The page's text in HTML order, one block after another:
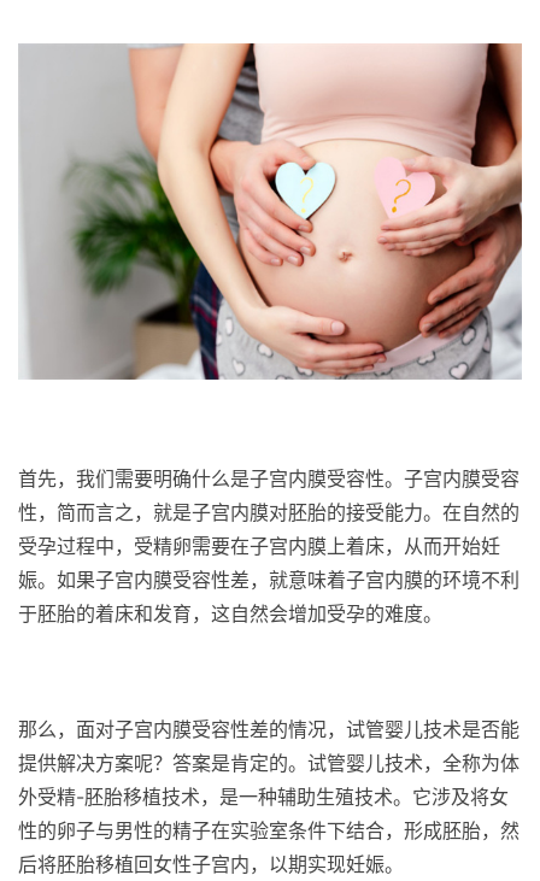
首先，我们需要明确什么是子宫内膜受容性。子宫内膜受容
性，简而言之，就是子宫内膜对胚胎的接受能力。在自然的
受孕过程中，受精卵需要在子宫内膜上着床，从而开始妊
娠。如果子宫内膜受容性差，就意味着子宫内膜的环境不利
于胚胎的着床和发育，这自然会增加受孕的难度。
那么，面对子宫内膜受容性差的情况，试管婴儿技术是否能
提供解决方案呢？答案是肯定的。试管婴儿技术，全称为体
外受精-胚胎移植技术，是一种辅助生殖技术。它涉及将女
性的卵子与男性的精子在实验室条件下结合，形成胚胎，然
后将胚胎移植回女性子宫内，以期实现妊娠。